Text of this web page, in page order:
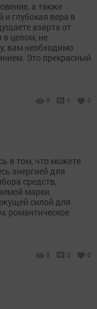
а также
глубокая вера в
азарта от
в целом, не
вам необходимо
Это прекрасный
8 0 0
в том, что можете
энергией для
средств,
марки.
силой для
романтическое
8 0 0